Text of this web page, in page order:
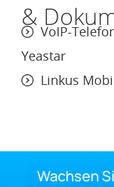
&VoIP-
Yeastar
Linkus
Wachsen